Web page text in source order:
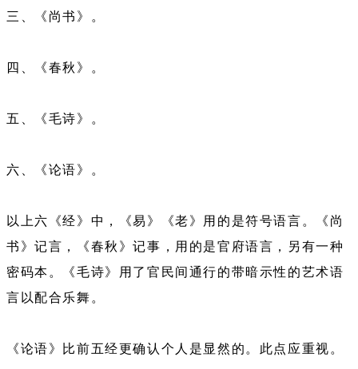
三、《尚书》。
四、《春秋》。
五、《毛诗》。
六、《论语》。
以上六《经》中，《易》《老》用的是符号语言。《尚
书》记言，《春秋》记事，用的是官府语言，另有一种
密码本。《毛诗》用了官民间通行的带暗示性的艺术语
言以配合乐舞。
《论语》比前五经更确认个人是显然的。此点应重视。